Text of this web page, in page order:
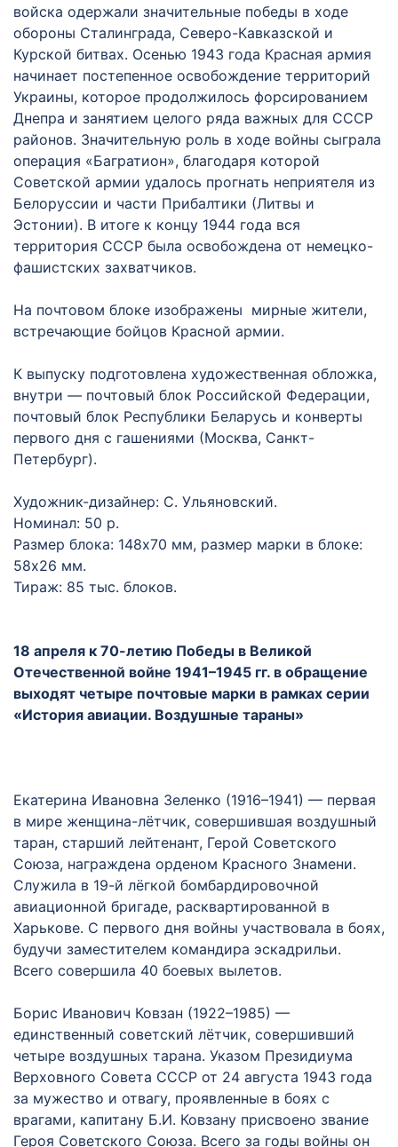
войска одержали значительные победы в ходе
обороны Сталинграда, Северо-Кавказской и
Курской битвах. Осенью 1943 года Красная армия
начинает постепенное освобождение территорий
Украины, которое продолжилось форсированием
Днепра и занятием целого ряда важных для СССР
районов. Значительную роль в ходе войны сыграла
операция «Багратион», благодаря которой
Советской армии удалось прогнать неприятеля из
Белоруссии и части Прибалтики (Литвы и
Эстонии). В итоге к концу 1944 года вся
территория СССР была освобождена от немецко-
фашистских захватчиков.
На почтовом блоке изображены мирные жители,
встречающие бойцов Красной армии.
К выпуску подготовлена художественная обложка,
внутри — почтовый блок Российской Федерации,
почтовый блок Республики Беларусь и конверты
первого дня с гашениями (Москва, Санкт-
Петербург).
Художник-дизайнер: С. Ульяновский.
Номинал: 50 р.
Размер блока: 148х70 мм, размер марки в блоке:
58х26 мм.
Тираж: 85 тыс. блоков.
18 апреля к 70-летию Победы в Великой
Отечественной войне 1941–1945 гг. в обращение
выходят четыре почтовые марки в рамках серии
«История авиации. Воздушные тараны»
Екатерина Ивановна Зеленко (1916–1941) — первая
в мире женщина-лётчик, совершившая воздушный
таран, старший лейтенант, Герой Советского
Союза, награждена орденом Красного Знамени.
Служила в 19-й лёгкой бомбардировочной
авиационной бригаде, расквартированной в
Харькове. С первого дня войны участвовала в боях,
будучи заместителем командира эскадрильи.
Всего совершила 40 боевых вылетов.
Борис Иванович Ковзан (1922–1985) —
единственный советский лётчик, совершивший
четыре воздушных тарана. Указом Президиума
Верховного Совета СССР от 24 августа 1943 года
за мужество и отвагу, проявленные в боях с
врагами, капитану Б.И. Ковзану присвоено звание
Героя Советского Союза. Всего за годы войны он